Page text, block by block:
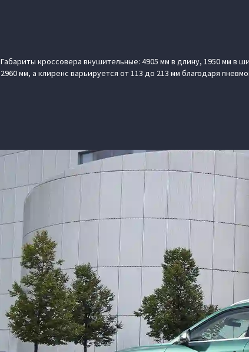
Габариты кроссовера внушительные: 4905 мм в длину, 1950 мм в
2960 мм, а клиренс варьируется от 113 до 213 мм благодаря